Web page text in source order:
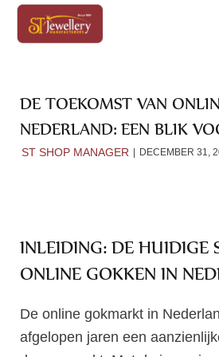
DE TOEKOMST VAN
NEDERLAND: EEN BLIK
ST SHOP MANAGER DECEMBER 31,
INLEIDING: DE HUIDIGE
ONLINE GOKKEN IN
De online gokmarkt in
afgelopen jaren een